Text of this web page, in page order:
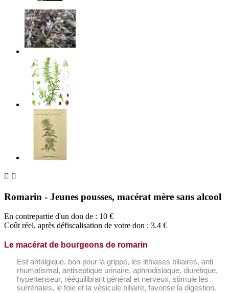
 
Romarin - Jeunes pousses, macérat mère sans alcool
En contrepartie d'un don de : 10 €
Coût réel, après défiscalisation de votre don : 3.4 €
Le macérat de bourgeons de romarin
Est antalgique, bon pour la grippe, les lithiases biliaires, anti
rhumatismal, antiseptique urinaire, aphrodisiaque, diurétique,
hypertenseur, rééquilibrant général et nerveux, stimule les
surrénales, le foie et la vésicule biliaire, favorise la digestion.